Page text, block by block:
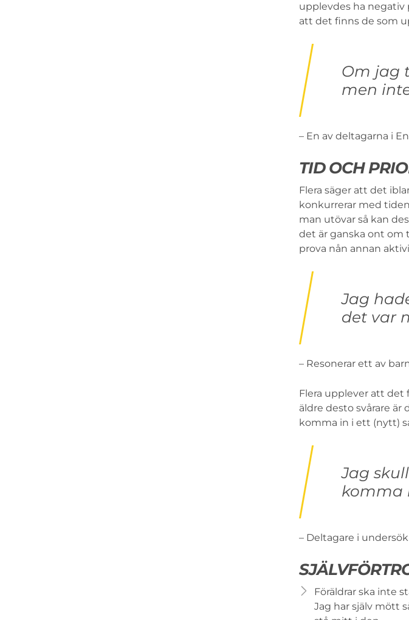
upplevdes ha negativ
att det finns de som
Om jag
men
– En av deltagarna i
TID OCH
Flera säger att det
konkurrerar med
man utövar så kan
det är ganska ont om
prova nån annan
Jag
det var
– Resonerar ett av
Flera upplever att det
äldre desto svårare
komma in i ett (nytt)
Jag
komma
– Deltagare i
Föräldrar ska inte
Jag har själv mött